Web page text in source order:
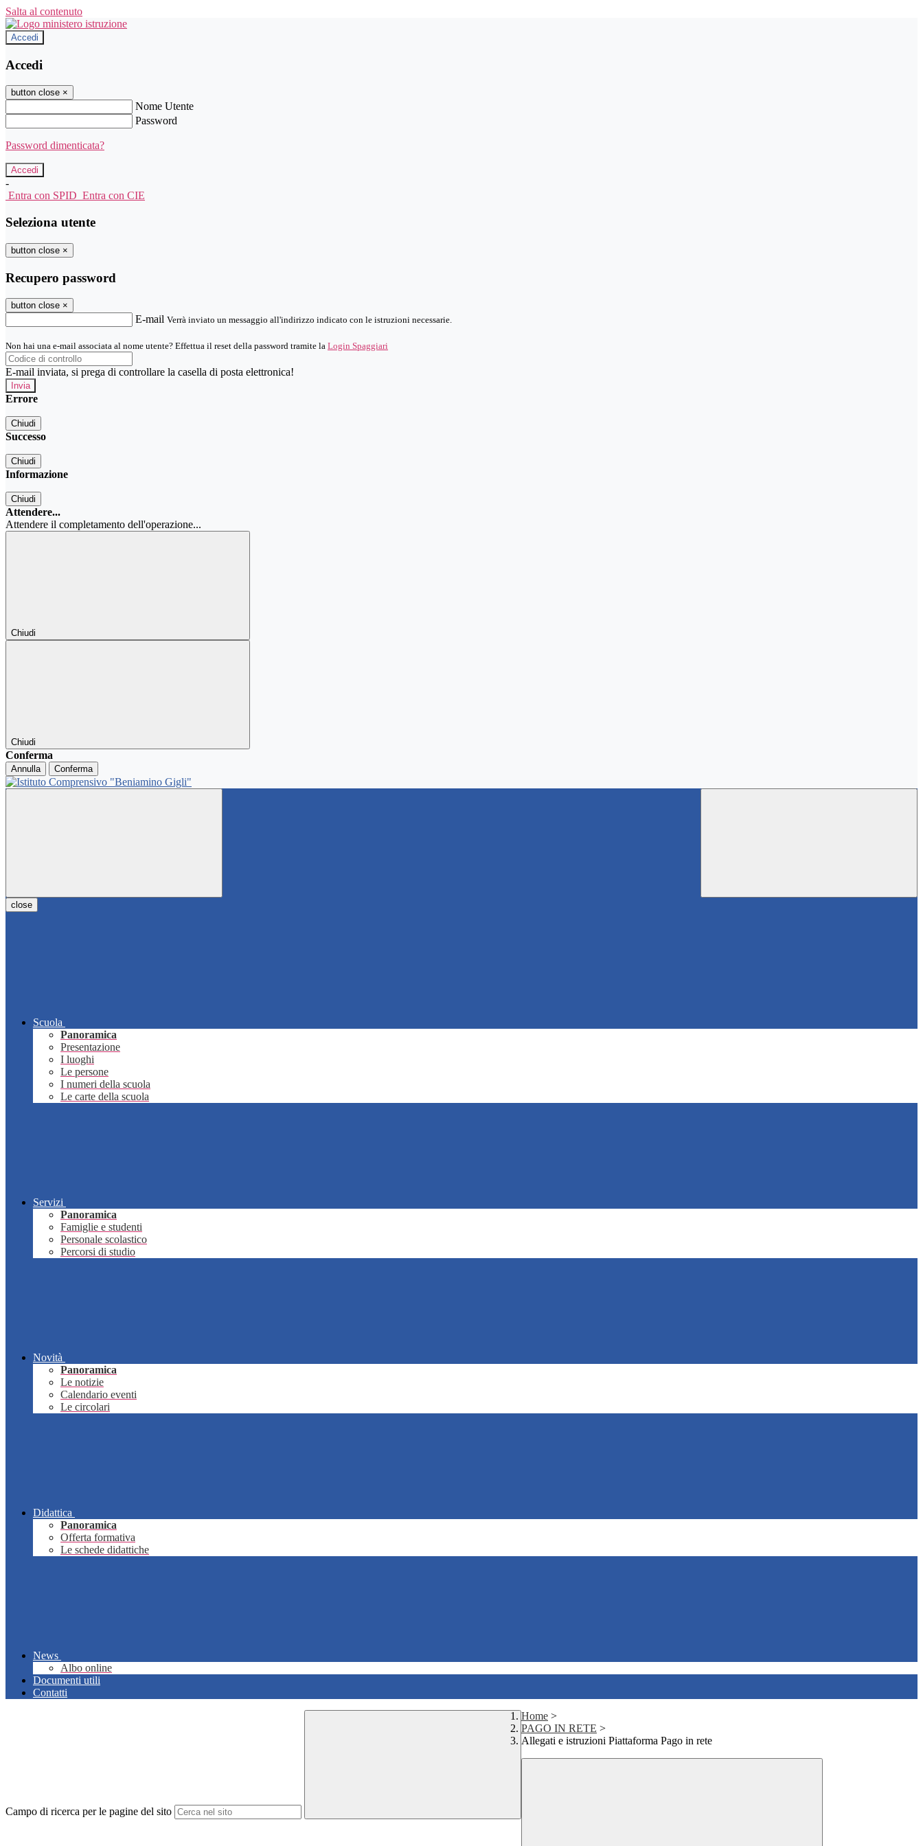
Salta al contenuto
Accedi
Accedi
button close ×
Nome Utente
Password
Password dimenticata?
-
Entra con SPID Entra con CIE
Seleziona utente
button close ×
Recupero password
button close ×
E-mail Verrà inviato un messaggio all'indirizzo indicato con le istruzioni necessarie.
Non hai una e-mail associata al nome utente? Effettua il reset della password tramite la Login Spaggiari
E-mail inviata, si prega di controllare la casella di posta elettronica!
Errore
Chiudi
Successo
Chiudi
Informazione
Chiudi
Attendere...
Attendere il completamento dell'operazione...
Chiudi
Chiudi
Conferma
Annulla Conferma
close
Scuola
Panoramica
Presentazione
I luoghi
Le persone
I numeri della scuola
Le carte della scuola
Servizi
Panoramica
Famiglie e studenti
Personale scolastico
Percorsi di studio
Novità
Panoramica
Le notizie
Calendario eventi
Le circolari
Didattica
Panoramica
Offerta formativa
Le schede didattiche
News
Albo online
Documenti utili
Contatti
Campo di ricerca per le pagine del sito
Home >
PAGO IN RETE >
Allegati e istruzioni Piattaforma Pago in rete